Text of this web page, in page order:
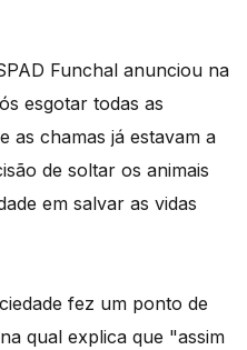
Funchal anunciou na
esgotar todas as
as chamas já estavam a
de soltar os animais
em salvar as vidas
fez um ponto de
qual explica que "assim